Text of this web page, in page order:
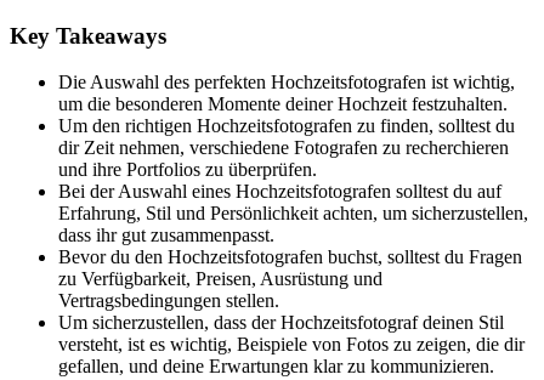
Key Takeaways
Die Auswahl des perfekten Hochzeitsfotografen ist wichtig,
um die besonderen Momente deiner Hochzeit festzuhalten.
Um den richtigen Hochzeitsfotografen zu finden, solltest du
dir Zeit nehmen, verschiedene Fotografen zu recherchieren
und ihre Portfolios zu überprüfen.
Bei der Auswahl eines Hochzeitsfotografen solltest du auf
Erfahrung, Stil und Persönlichkeit achten, um sicherzustellen,
dass ihr gut zusammenpasst.
Bevor du den Hochzeitsfotografen buchst, solltest du Fragen
zu Verfügbarkeit, Preisen, Ausrüstung und
Vertragsbedingungen stellen.
Um sicherzustellen, dass der Hochzeitsfotograf deinen Stil
versteht, ist es wichtig, Beispiele von Fotos zu zeigen, die dir
gefallen, und deine Erwartungen klar zu kommunizieren.